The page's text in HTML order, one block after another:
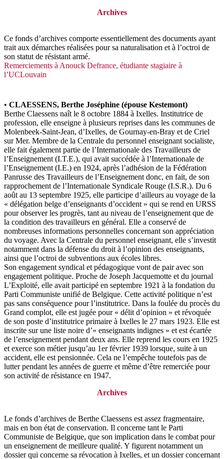
Archives
Ce fonds d’archives comporte essentiellement des documents ayant
trait aux démarches réalisées pour sa naturalisation et à l’octroi de
son statut de résistant armé.
Remerciements à Anouck Defrance, étudiante stagiaire à
l’UCLouvain
• CLAESSENS, Berthe Joséphine (épouse Kestemont)
Berthe Claessens naît le 8 octobre 1884 à Ixelles. Institutrice de
profession, elle enseigne à plusieurs reprises dans les communes de
Molenbeek-Saint-Jean, d’Ixelles, de Gournay-en-Bray et de Criel
sur Mer. Membre de la Centrale du personnel enseignant socialiste,
elle fait également partie de l’Internationale des Travailleurs de
l’Enseignement (I.T.E.), qui avait succédée à l’Internationale de
l’Enseignement (I.E.) en 1924, après l’adhésion de la Fédération
Panrusse des Travailleurs de l’Enseignement donc, en fait, de son
rapprochement de l’Internationale Syndicale Rouge (I.S.R.). Du 6
août au 13 septembre 1925, elle participe d’ailleurs au voyage de la
« délégation belge d’enseignants d’occident » qui se rend en URSS
pour observer les progrès, tant au niveau de l’enseignement que de
la condition des travailleurs en général. Elle a conservé de
nombreuses informations personnelles concernant son appréciation
du voyage. Avec la Centrale du personnel enseignant, elle s’investit
notamment dans la défense du droit à l’opinion des enseignants,
ainsi que l’octroi de subventions aux écoles libres.
Son engagement syndical et pédagogique vont de pair avec son
engagement politique. Proche de Joseph Jacquemotte et du journal
L’Exploité, elle avait participé en septembre 1921 à la fondation du
Parti Communiste unifié de Belgique. Cette activité politique n’est
pas sans conséquence pour l’institutrice. Dans la foulée du procès du
Grand complot, elle est jugée pour « délit d’opinion » et révoquée
de son poste d’institutrice primaire à Ixelles le 27 mars 1923. Elle est
inscrite sur une liste noire d’« enseignants indignes » et est écartée
de l’enseignement pendant deux ans. Elle reprend les cours en 1925
et exerce son métier jusqu’au 1er février 1939 lorsque, suite à un
accident, elle est pensionnée. Cela ne l’empêche toutefois pas de
lutter pendant les années de guerre et même d’être remerciée pour
son activité de résistance en 1947.
Archives
Le fonds d’archives de Berthe Claessens est assez fragmentaire,
mais en bon état de conservation. Il concerne tant le Parti
Communiste de Belgique, que son implication dans le combat pour
un enseignement de meilleure qualité. Y figurent notamment un
dossier qui concerne sa révocation à Ixelles, et un dossier concernant